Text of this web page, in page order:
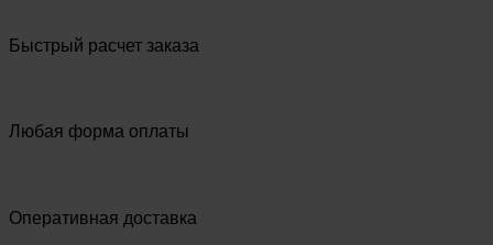
Быстрый расчет заказа
Любая форма оплаты
Оперативная доставка